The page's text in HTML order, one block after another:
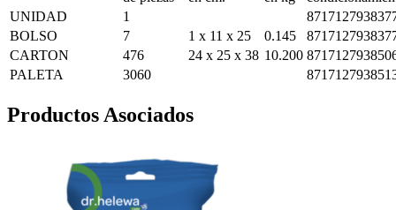
UNIDAD
1
BOLSO
7 1 x 11 x 25 0.145
CARTON
476 24 x 25 x 38 10.200
PALETA
3060
Productos Asociados